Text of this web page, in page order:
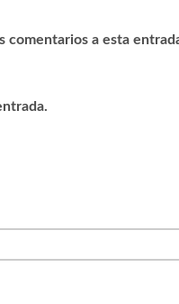
comentarios a esta